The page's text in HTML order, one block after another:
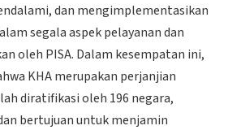
dan mengimplementasikan
segala aspek pelayanan dan
oleh PISA. Dalam kesempatan ini,
KHA merupakan perjanjian
diratifikasi oleh 196 negara,
bertujuan untuk menjamin